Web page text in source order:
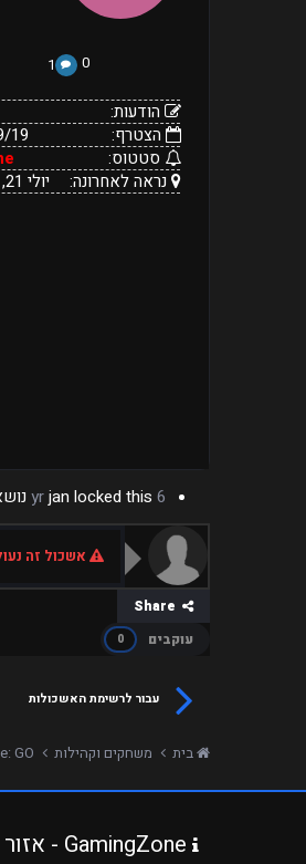
0
1
הודעות:
הצטרף:
19
סטטוס:
נראה לאחרונה:
יולי 21, 2019
6 yr
jan locked this נושא
אשכול זה
עוקבים
0
עבור לרשימת האשכולות
בית משחקים וקהילות GO